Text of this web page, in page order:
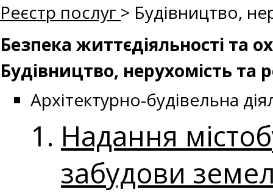
Реєстр послуг > Будівництво,
Безпека життєдіяльності та
Будівництво, нерухомість та
Архітектурно-будівельна
Надання
забудови